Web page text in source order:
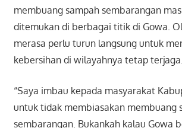
membuang sampah sembarangan
ditemukan di berbagai titik di Gowa.
merasa perlu turun langsung untuk
kebersihan di wilayahnya tetap terjaga.
“Saya imbau kepada masyarakat
untuk tidak membiasakan membuang
sembarangan. Bukankah kalau Gowa